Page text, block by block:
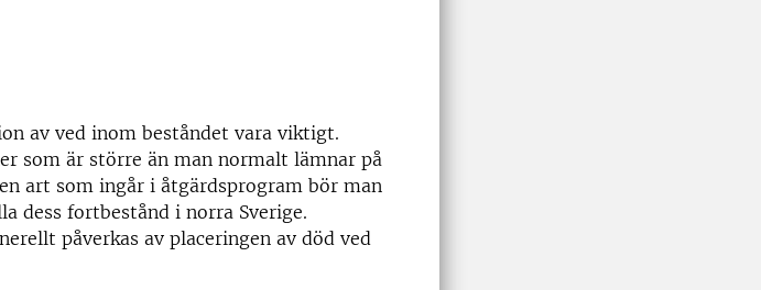
av ved inom beståndet vara viktigt.
som är större än man normalt lämnar på
art som ingår i åtgärdsprogram bör man
dess fortbestånd i norra Sverige.
påverkas av placeringen av död ved